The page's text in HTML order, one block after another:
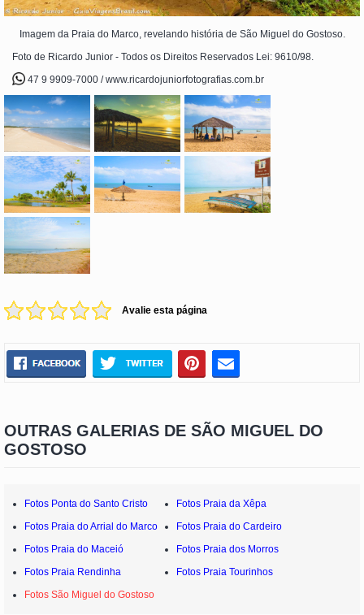
Imagem da Praia do Marco, revelando história de São Miguel do Gostoso.
Foto de Ricardo Junior - Todos os Direitos Reservados Lei: 9610/98.
47 9 9909-7000 / www.ricardojuniorfotografias.com.br
Avalie esta página
OUTRAS GALERIAS DE SÃO MIGUEL DO
GOSTOSO
Fotos Ponta do Santo Cristo
Fotos Praia da Xêpa
Fotos Praia do Arrial do Marco
Fotos Praia do Cardeiro
Fotos Praia do Maceió
Fotos Praia dos Morros
Fotos Praia Rendinha
Fotos Praia Tourinhos
Fotos São Miguel do Gostoso